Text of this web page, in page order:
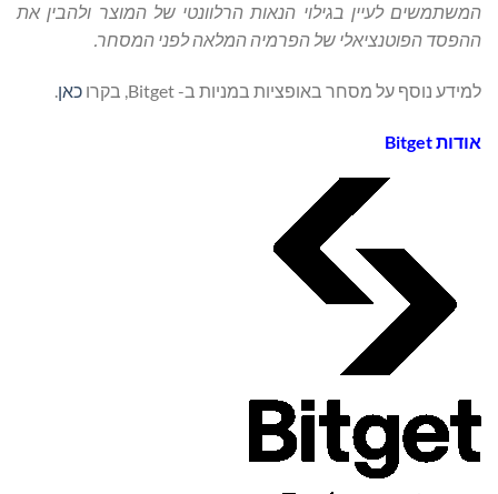
המשתמשים לעיין בגילוי הנאות הרלוונטי של המוצר ולהבין את
ההפסד הפוטנציאלי של הפרמיה המלאה לפני המסחר.
למידע נוסף על מסחר באופציות במניות ב- Bitget, בקרו כאן
אודותBitget